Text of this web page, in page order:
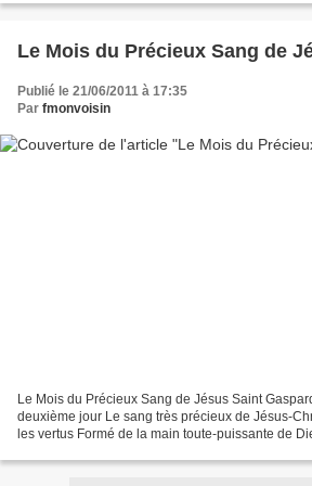
Le Mois du Précieux Sang de
Publié le 21/06/2011 à 17:35
Par fmonvoisin
Le Mois du Précieux Sang de Jésus Saint
deuxième jour Le sang très précieux de Jésus-
les vertus Formé de la main toute-puissante de